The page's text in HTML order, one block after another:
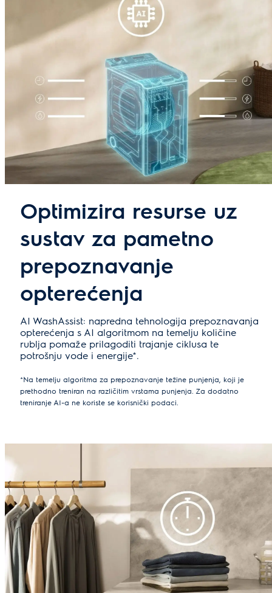
Optimizira resurse uz
sustav za pametno
prepoznavanje
opterećenja
AI WashAssist: napredna tehnologija prepoznavanja
opterećenja s AI algoritmom na temelju količine
rublja pomaže prilagoditi trajanje ciklusa te
potrošnju vode i energije*.
*Na temelju algoritma za prepoznavanje težine punjenja, koji je
prethodno treniran na različitim vrstama punjenja. Za dodatno
treniranje AI-a ne koriste se korisnički podaci.